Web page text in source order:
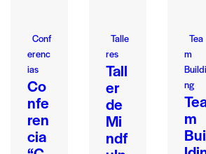
Conf
erenc
ias
Co
nfe
ren
cia
Talle
res
Tall
er
de
Mi
ndf
Tea
m
Buildi
ng
m
Bui